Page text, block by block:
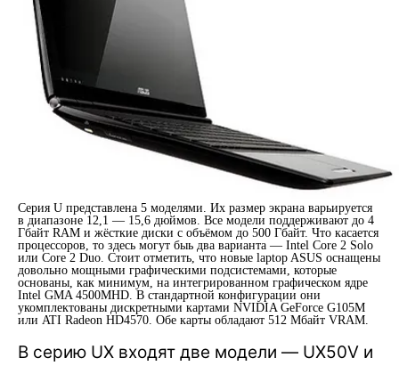
Серия U представлена 5 моделями. Их размер экрана варьируется
в диапазоне 12,1 — 15,6 дюймов. Все модели поддерживают до 4
Гбайт RAM и жёсткие диски с объёмом до 500 Гбайт. Что касается
процессоров, то здесь могут быь два варианта — Intel Core 2 Solo
или Core 2 Duo. Стоит отметить, что новые laptop ASUS оснащены
довольно мощными графическими подсистемами, которые
основаны, как минимум, на интегрированном графическом ядре
Intel GMA 4500MHD. В стандартной конфигурации они
укомплектованы дискретными картами NVIDIA GeForce G105M
или ATI Radeon HD4570. Обе карты обладают 512 Мбайт VRAM.
В серию UX входят две модели — UX50V и